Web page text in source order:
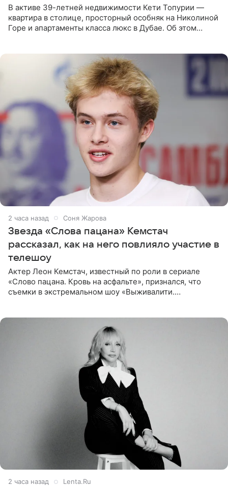
В активе 39-летней недвижимости Кети Топурии —
квартира в столице, просторный особняк на Николиной
Горе и апартаменты класса люкс в Дубае. Об этом
2 часа назад Соня Жарова
Звезда «Слова пацана» Кемстач
рассказал, как на него повлияло участие в
телешоу
Актер Леон Кемстач, известный по роли в сериале
«Слово пацана. Кровь на асфальте», признался, что
съемки в экстремальном шоу «Выживалити.
2 часа назад Lenta.Ru